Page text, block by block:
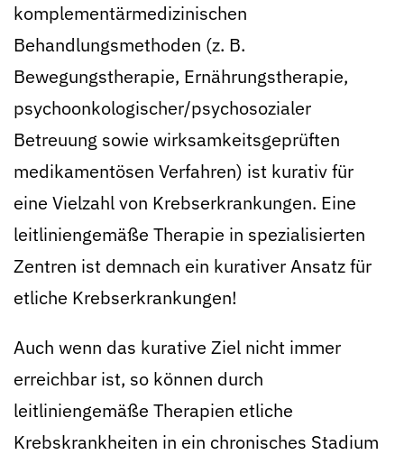
komplementärmedizinischen
Behandlungsmethoden (z. B.
Bewegungstherapie, Ernährungstherapie,
psychoonkologischer/psychosozialer
Betreuung sowie wirksamkeitsgeprüften
medikamentösen Verfahren) ist kurativ für
eine Vielzahl von Krebserkrankungen. Eine
leitliniengemäße Therapie in spezialisierten
Zentren ist demnach ein kurativer Ansatz für
etliche Krebserkrankungen!
Auch wenn das kurative Ziel nicht immer
erreichbar ist, so können durch
leitliniengemäße Therapien etliche
Krebskrankheiten in ein chronisches Stadium